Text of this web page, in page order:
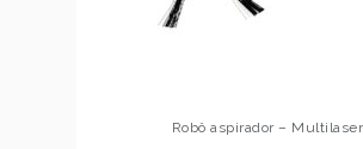
Robô aspirador – Multilaser